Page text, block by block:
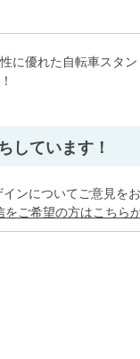
に優れた自転車スタ
しています！
ンについてご意見をお
をご希望の方はこちら